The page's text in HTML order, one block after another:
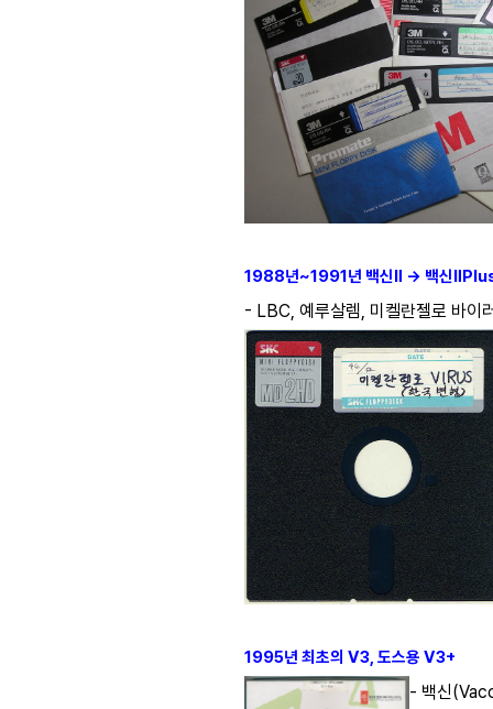
1988년~1991년 백신Ⅱ → 백신
- LBC, 예루살렘, 미켈란젤로 바이
1995년 최초의 V3, 도스용 V3+
- 백신